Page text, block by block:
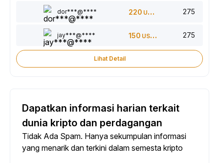
dor***@**** 220 USDT 275
jay***@**** 150 USDT 275
Lihat Detail
Dapatkan informasi harian terkait
dunia kripto dan perdagangan
Tidak Ada Spam. Hanya sekumpulan informasi
yang menarik dan terkini dalam semesta kripto